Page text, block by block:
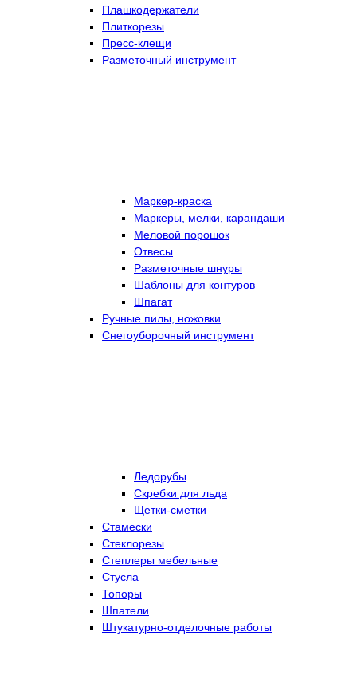
Плашкодержатели
Плиткорезы
Пресс-клещи
Разметочный инструмент
Маркер-краска
Маркеры, мелки, карандаши
Меловой порошок
Отвесы
Разметочные шнуры
Шаблоны для контуров
Шпагат
Ручные пилы, ножовки
Снегоуборочный инструмент
Ледорубы
Скребки для льда
Щетки-сметки
Стамески
Стеклорезы
Степлеры мебельные
Стусла
Топоры
Шпатели
Штукатурно-отделочные работы